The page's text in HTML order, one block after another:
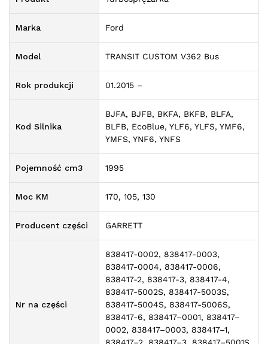
Marka Ford
Model TRANSIT CUSTOM V362 Bus
Rok produkcji 01.2015 –
Kod Silnika
BJFA, BJFB, BKFA, BKFB, BLFA,
BLFB, EcoBlue, YLF6, YLFS, YMF6,
YMFS, YNF6, YNFS
Pojemność cm3 1995
Moc KM 170, 105, 130
Producent części GARRETT
Nr na części
838417-0002, 838417-0003,
838417-0004, 838417-0006,
838417-2, 838417-3, 838417-4,
838417-5002S, 838417-5003S,
838417-5004S, 838417-5006S,
838417-6, 838417–0001, 838417–
0002, 838417–0003, 838417–1,